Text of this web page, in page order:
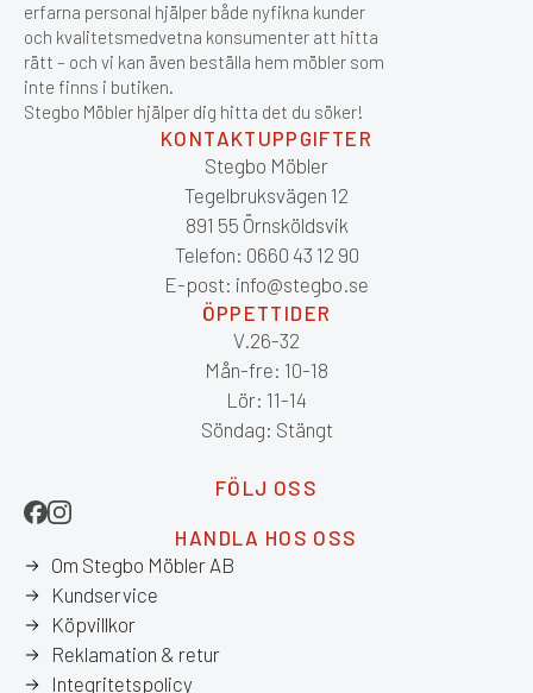
erfarna personal hjälper både nyfikna kunder
och kvalitetsmedvetna konsumenter att hitta
rätt – och vi kan även beställa hem möbler som
inte finns i butiken.
Stegbo Möbler hjälper dig hitta det du söker!
KONTAKTUPPGIFTER
Stegbo Möbler
Tegelbruksvägen 12
891 55 Örnsköldsvik
Telefon: 0660 43 12 90
E-post: info@stegbo.se
ÖPPETTIDER
V.26-32
Mån-fre: 10-18
Lör: 11-14
Söndag: Stängt
FÖLJ OSS
HANDLA HOS OSS
Om Stegbo Möbler AB
Kundservice
Köpvillkor
Reklamation & retur
Integritetspolicy